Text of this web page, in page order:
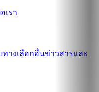
เรา
ทางเลือกอื่นข่าวสารและ